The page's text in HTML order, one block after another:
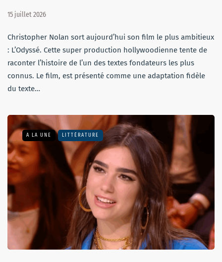
15 juillet 2026
Christopher Nolan sort aujourd’hui son film le plus ambitieux
: L’Odyssé. Cette super production hollywoodienne tente de
raconter l’histoire de l’un des textes fondateurs les plus
connus. Le film, est présenté comme une adaptation fidèle
du texte…
A LA UNE LITTÉRATURE